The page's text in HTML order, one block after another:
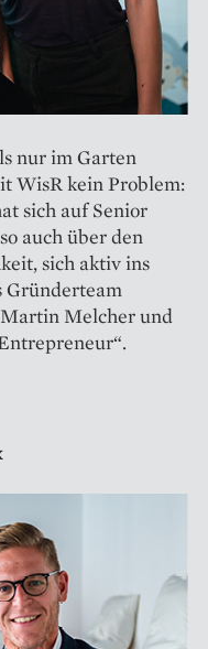
nur im Garten
WisR kein Problem:
sich auf Senior
auch über den
sich aktiv ins
Gründerteam
Melcher und